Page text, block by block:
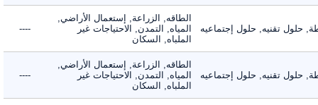
حلول تقنيه, حلول إجتماعيه
الطاقه, الزراعة, إستعمال الأراضي,
المياه, التمدن, الاحتياجات غير
الملباه, السكان
----
حلول تقنيه, حلول إجتماعيه
الطاقه, الزراعة, إستعمال الأراضي,
المياه, التمدن, الاحتياجات غير
الملباه, السكان
----